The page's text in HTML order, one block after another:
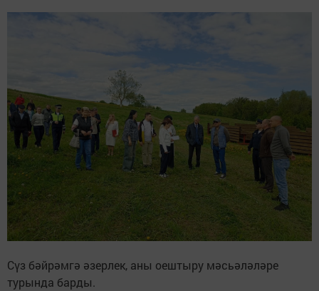
Сүз бәйрәмгә әзерлек, аны оештыру мәсьәләләре
турында барды.